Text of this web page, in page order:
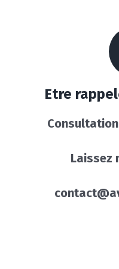
Etre
Laissez